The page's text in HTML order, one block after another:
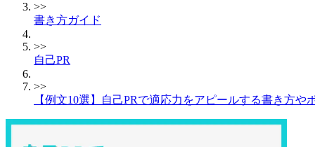
>>
書き方ガイド
>>
自己PR
>>
【例文10選】自己PRで適応力をアピールする書き方や